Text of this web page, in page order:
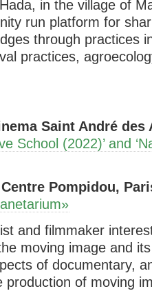
in the village of
run platform for
through practices
practices,
Saint André des
School (2022)’ and
Pompidou,
and filmmaker
moving image and
of documentary,
production of moving